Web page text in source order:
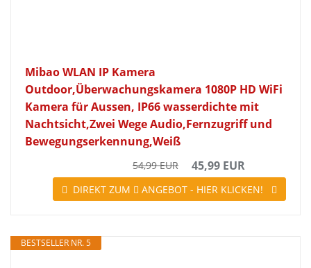
Mibao WLAN IP Kamera
Outdoor,Überwachungskamera 1080P HD WiFi
Kamera für Aussen, IP66 wasserdichte mit
Nachtsicht,Zwei Wege Audio,Fernzugriff und
Bewegungserkennung,Weiß
54,99 EUR 45,99 EUR
DIREKT ZUM ANGEBOT - HIER KLICKEN!
BESTSELLER NR. 5